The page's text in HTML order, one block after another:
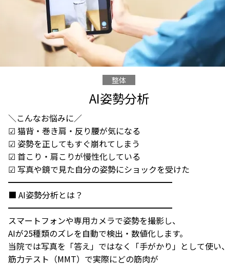
整体
AI姿勢分析
＼こんなお悩みに／
☑ 猫背・巻き肩・反り腰が気になる
☑ 姿勢を正してもすぐ崩れてしまう
☑ 首こり・肩こりが慢性化している
☑ 写真や鏡で見た自分の姿勢にショックを受けた
━━━━━━━━━━━━━━━━━━━━
■ AI姿勢分析とは？
━━━━━━━━━━━━━━━━━━━━
スマートフォンや専用カメラで姿勢を撮影し、
AIが25種類のズレを自動で検出・数値化します。
当院では写真を「答え」ではなく「手がかり」として使い、
筋力テスト（MMT）で実際にどの筋肉が